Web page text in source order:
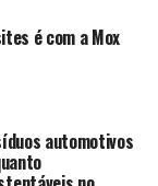
limão,
vermelhos
agrião, salsa e
feijão
Pará, gema
é com a Mox
automotivos